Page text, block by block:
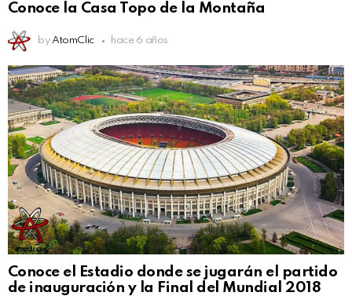
Conoce la Casa Topo de la Montaña
by AtomClic hace 6 años
Conoce el Estadio donde se jugarán el partido
de inauguración y la Final del Mundial 2018